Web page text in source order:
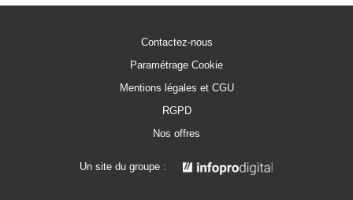
Contactez-nous
Paramétrage Cookie
Mentions légales et CGU
RGPD
Nos offres
Un site du groupe :